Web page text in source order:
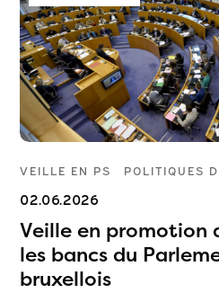
VEILLE EN PS POLITIQUES
02.06.2026
Veille en promotion
les bancs du
bruxellois